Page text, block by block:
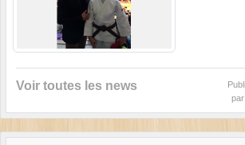
Voir toutes les news
par